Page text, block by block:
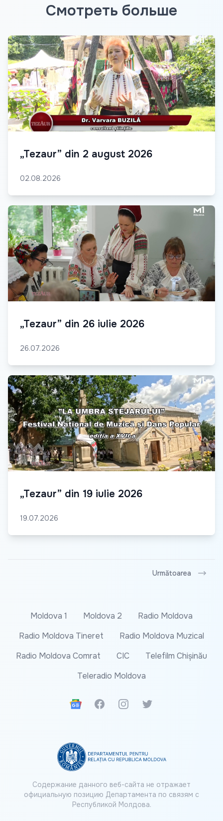
Смотреть больше
„Tezaur” din 2 august 2026
02.08.2026
„Tezaur” din 26 iulie 2026
26.07.2026
„Tezaur” din 19 iulie 2026
19.07.2026
Următoarea
Moldova 1 Moldova 2
Radio Moldova
Radio Moldova Tineret
Radio Moldova Muzical
Radio Moldova Comrat
CIC
Telefilm Chișinău
Teleradio Moldova
Google News
FacebookInstagramTwitter
Содержание данного веб-сайта не отражает
официальную позицию Департамента по связям с
Республикой Молдова.